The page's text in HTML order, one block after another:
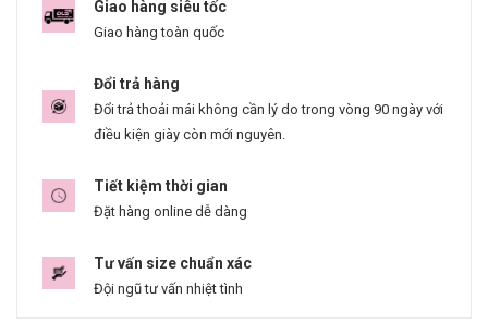
Giao hàng siêu tốc
Giao hàng toàn quốc
Đổi trả hàng
Đổi trả thoải mái không cần lý do trong vòng 90 ngày với
điều kiện giày còn mới nguyên.
Tiết kiệm thời gian
Đặt hàng online dễ dàng
Tư vấn size chuẩn xác
Đội ngũ tư vấn nhiệt tình